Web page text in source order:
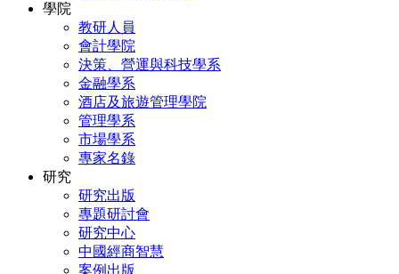
學院
教研人員
會計學院
決策、營運與科技學系
金融學系
酒店及旅遊管理學院
管理學系
市場學系
專家名錄
研究
研究出版
專題研討會
研究中心
中國經商智慧
案例出版